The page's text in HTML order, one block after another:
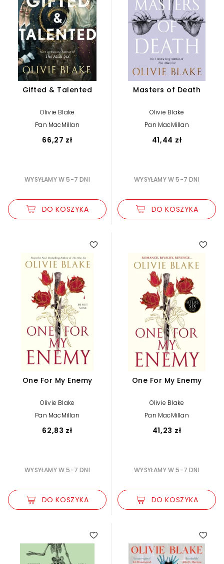
Gifted & Talented
Olivie Blake
Pan MacMillan
66,27 zł
WYSYŁAMY W 5-7 DNI
DO KOSZYKA
Masters of Death
Olivie Blake
Pan MacMillan
41,44 zł
WYSYŁAMY W 5-7 DNI
DO KOSZYKA
One For My Enemy
Olivie Blake
Pan MacMillan
62,83 zł
WYSYŁAMY W 5-7 DNI
DO KOSZYKA
One For My Enemy
Olivie Blake
Pan MacMillan
41,23 zł
WYSYŁAMY W 5-7 DNI
DO KOSZYKA